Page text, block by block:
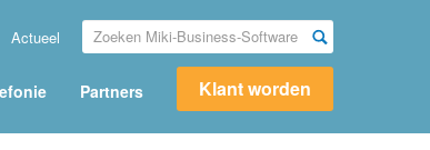
Partners Klant worden
Actueel